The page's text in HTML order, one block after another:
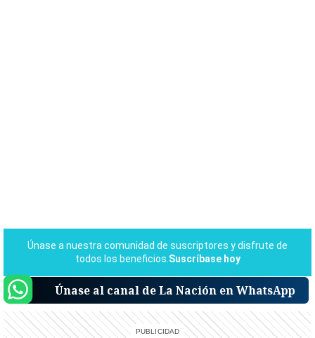
Únase al canal de La Nación en WhatsApp